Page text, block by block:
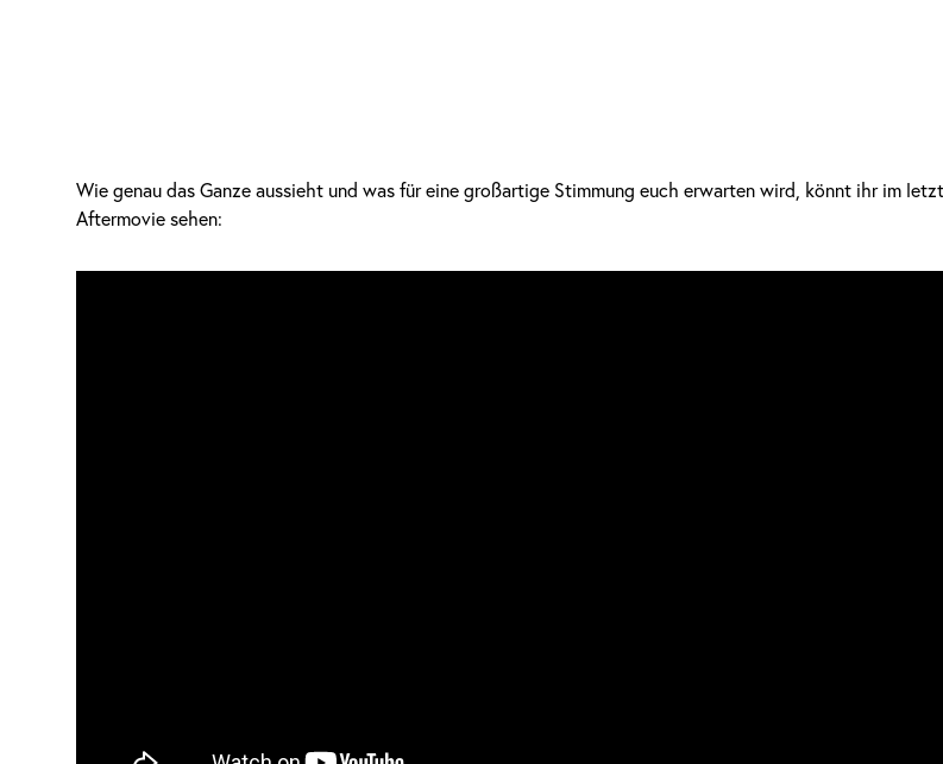
Wie genau das Ganze aussieht und was für eine großartige Stimmung euch erwarten wird, könnt ihr im
Aftermovie sehen: